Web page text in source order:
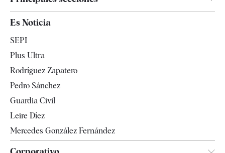
España
Televisión
Es Noticia
SEPI
Plus Ultra
Rodríguez Zapatero
Pedro Sánchez
Guardia Civil
Leire Díez
Mercedes González Fernández